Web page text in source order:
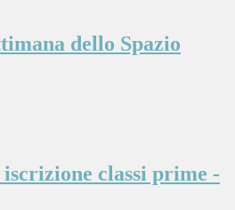
dello Spazio
classi prime -